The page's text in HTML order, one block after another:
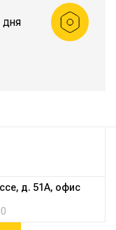
дня
д. 51А, офис